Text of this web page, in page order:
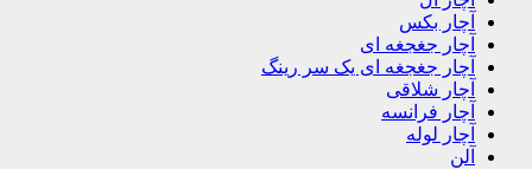
آچار بکس
آچار جغجغه ای
آچار جغجغه ای یک سر رینگ
آچار شلاقی
آچار فرانسه
آچار لوله
آلن